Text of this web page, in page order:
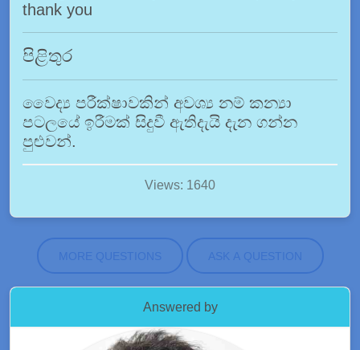
thank you
පිළිතුර
වෛද්‍ය පරීක්ෂාවකින් අවශ්‍ය නම් කන්‍යා
පටලයේ ඉරීමක් සිදුවී ඇතිදැයි දැන ගන්න
පුළුවන්.
Views: 1640
MORE QUESTIONS ASK A QUESTION
Answered by